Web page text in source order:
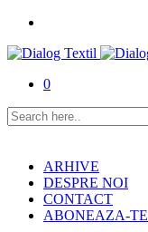
0
ARHIVE
DESPRE NOI
CONTACT
ABONEAZA-TE